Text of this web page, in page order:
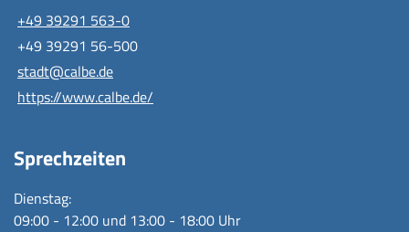
+49 39291 563-0
+49 39291 56-500
stadt@calbe.de
https://www.calbe.de/
Sprechzeiten
Dienstag:
09:00 - 12:00 und 13:00 - 18:00 Uhr